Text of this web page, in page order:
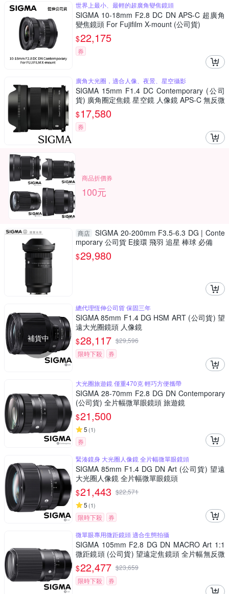
世界上最小、最輕的超廣角變焦鏡頭
SIGMA 10-18mm F2.8 DC DN APS-C 超廣角
變焦鏡頭 For Fujifilm X-mount (公司貨)
$22,175
券
廣角大光圈，適合人像、夜景、星空攝影
SIGMA 15mm F1.4 DC Contemporary (公司
貨) 廣角圈定焦鏡 星空鏡 人像鏡 APS-C 無反微
單眼專用鏡頭
$17,580
券
商品折價券
100元
商店 SIGMA 20-200mm F3.5-6.3 DG | Conte
mporary 公司貨 E接環 飛羽 追星 棒球 必備
$29,980
補貨中
總代理恆伸公司貨 保固三年
SIGMA 85mm F1.4 DG HSM ART (公司貨) 望
遠大光圈鏡頭 人像鏡
$28,117 $29,596
限時下殺
券
大光圈旅遊鏡 僅重470克 輕巧方便攜帶
SIGMA 28-70mm F2.8 DG DN Contemporary
(公司貨) 全片幅微單眼鏡頭 旅遊鏡
$21,500
5 (1)
券
緊湊鏡身 大光圈人像鏡 全片幅微單眼鏡頭
SIGMA 85mm F1.4 DG DN Art (公司貨) 望遠
大光圈人像鏡 全片幅微單眼鏡頭
$21,443 $22,571
5 (1)
限時下殺
券
微單眼專用微距鏡頭 適合生態拍攝
SIGMA 105mm F2.8 DG DN MACRO Art 1:1
微距鏡頭 (公司貨) 望遠定焦鏡頭 全片幅無反微
單眼鏡頭
$22,477 $23,659
限時下殺
券